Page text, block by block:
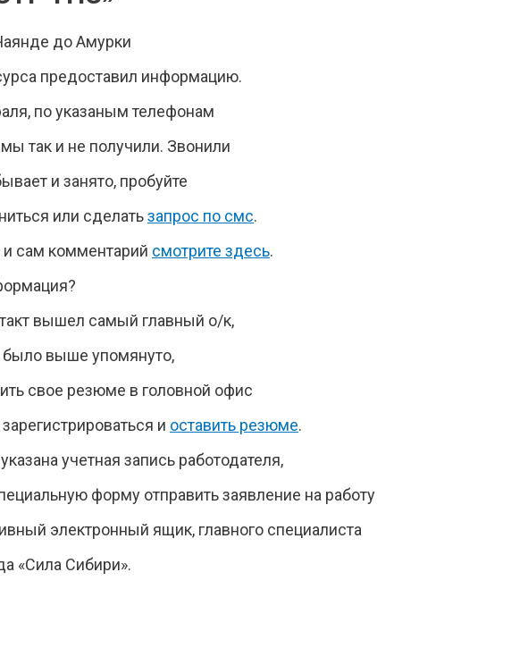
предоставил информацию.
по указаным телефонам
так и не получили. Звонили
и занято, пробуйте
или сделатьзапрос по смс.
сам комментарий смотрите здесь.
вышел самый главный о/к,
было выше упомянуто,
свое резюме в головной офис
и оставить резюме.
учетная запись работодателя,
форму отправить заявление на работу
электронный ящик, главного специалиста
«Сила Сибири».